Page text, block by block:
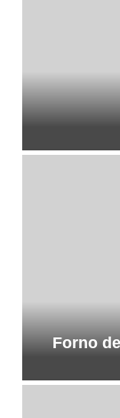
Forno